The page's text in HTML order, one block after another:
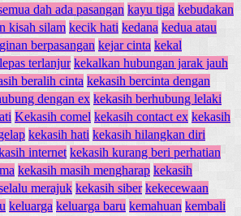
dah ada pasangan kayu tiga kebudakan
kisah silam kecik hati kedana kedua atau
berpasangan kejar cinta kekal
terlanjur kekalkan hubungan jarak jauh
beralih cinta kekasih bercinta dengan
dengan ex kekasih berhubung lelaki
Kekasih comel kekasih contact ex kekasih
kekasih hati kekasih hilangkan diri
internet kekasih kurang beri perhatian
kekasih masih mengharap kekasih
merajuk kekasih siber kekecewaan
keluarga keluarga baru kemahuan kembali